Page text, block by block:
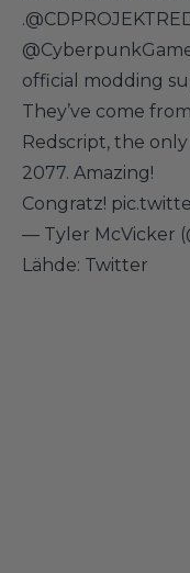
.
official modding
They’ve come
Redscript, the
2077. Amazing!
Congratz!
— Tyler McVicker
Lähde: Twitter